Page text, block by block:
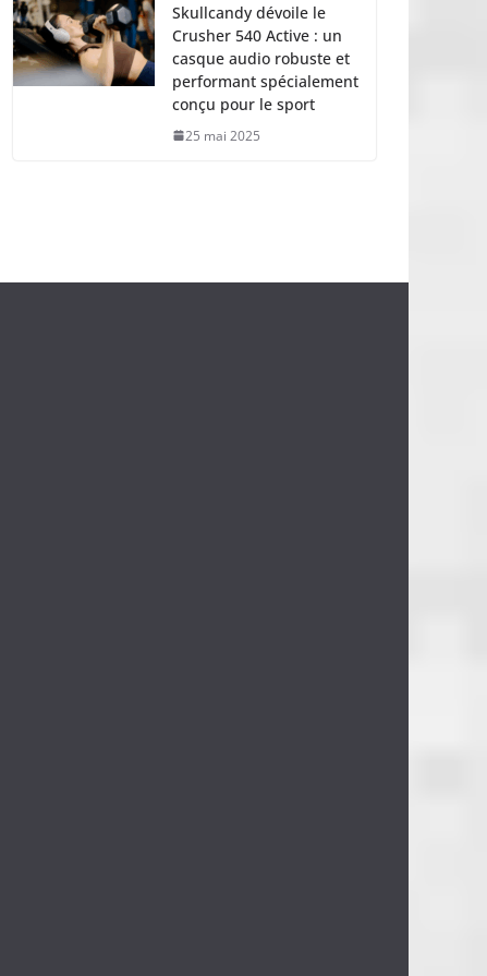
Skullcandy dévoile le
Crusher 540 Active : un
casque audio robuste et
performant spécialement
conçu pour le sport
25 mai 2025